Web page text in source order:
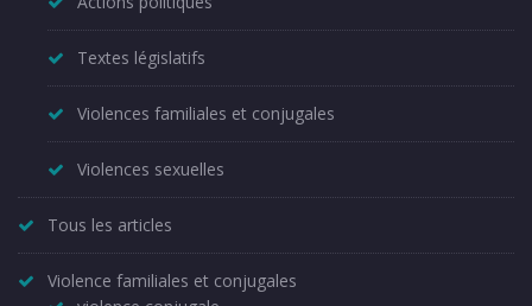
Textes législatifs
Violences familiales et conjugales
Violences sexuelles
Tous les articles
Violence familiales et conjugales